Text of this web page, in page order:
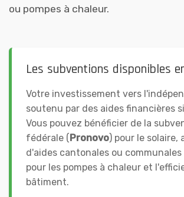
ou pompes à chaleur.
Les subventions disponibles
Votre investissement vers
soutenu par des aides financières
Vous pouvez bénéficier de la
fédérale ( Pronovo) pour le solaire,
d'aides cantonales ou
pour les pompes à chaleur et
bâtiment.